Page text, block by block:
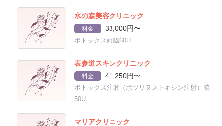
水の森美容クリニック
料金 33,000円〜
ボトックス両脇60U
表参道スキンクリニック
料金 41,250円〜
ボトックス注射（ボツリヌストキシン注射）脇
50U
マリアクリニック